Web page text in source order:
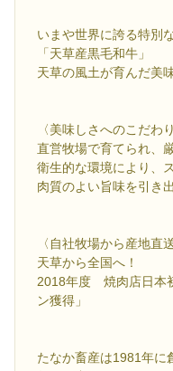
いまや世界に誇る特別
「天草産黒毛和牛」
天草の風土が育んだ美
〈美味しさへのこだわ
直営牧場で育てられ、
衛生的な環境により、
肉質のよい旨味を引き
〈自社牧場から産地直送
天草から全国へ！
2018年度 焼肉店日本
ン獲得」
たなか畜産は1981年に